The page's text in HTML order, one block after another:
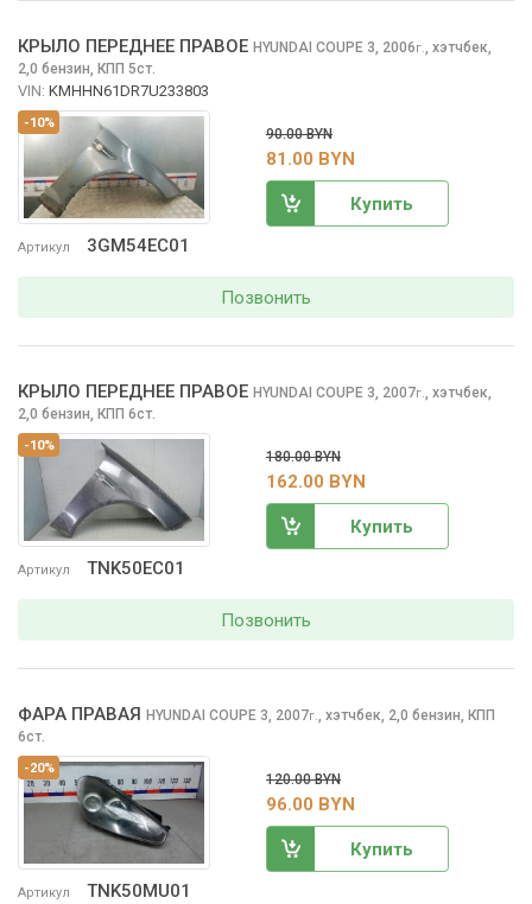
-10%
Артикул 3GM54EC01
КРЫЛО ПЕРЕДНЕЕ ПРАВОЕ HYUNDAI COUPE 3, 2006г., хэтчбек,
2,0 бензин, КПП 5ст.
VIN: KMHHN61DR7U233803
90.00 BYN
81.00 BYN
Купить
Позвонить
-10%
Артикул TNK50EC01
КРЫЛО ПЕРЕДНЕЕ ПРАВОЕ HYUNDAI COUPE 3, 2007г., хэтчбек,
2,0 бензин, КПП 6ст.
180.00 BYN
162.00 BYN
Купить
Позвонить
-20%
Артикул TNK50MU01
ФАРА ПРАВАЯ HYUNDAI COUPE 3, 2007г., хэтчбек, 2,0 бензин, КПП
6ст.
120.00 BYN
96.00 BYN
Купить